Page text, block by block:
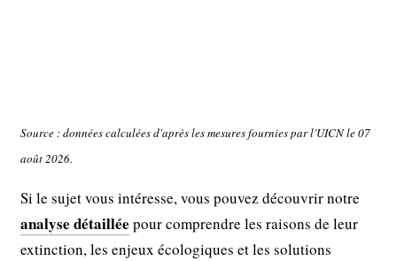
Source : données calculées d'après les mesures fournies par l'UICN le 07
août 2026.
Si le sujet vous intéresse, vous pouvez découvrir notre
analyse détaillée pour comprendre les raisons de leur
extinction, les enjeux écologiques et les solutions